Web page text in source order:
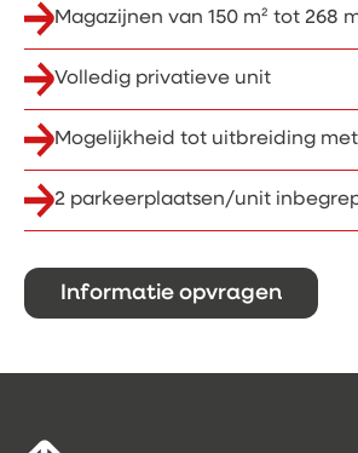
Magazijnen van 150 m² tot 268
Volledig privatieve unit
Mogelijkheid tot uitbreiding
2 parkeerplaatsen/unit
Informatie opvragen